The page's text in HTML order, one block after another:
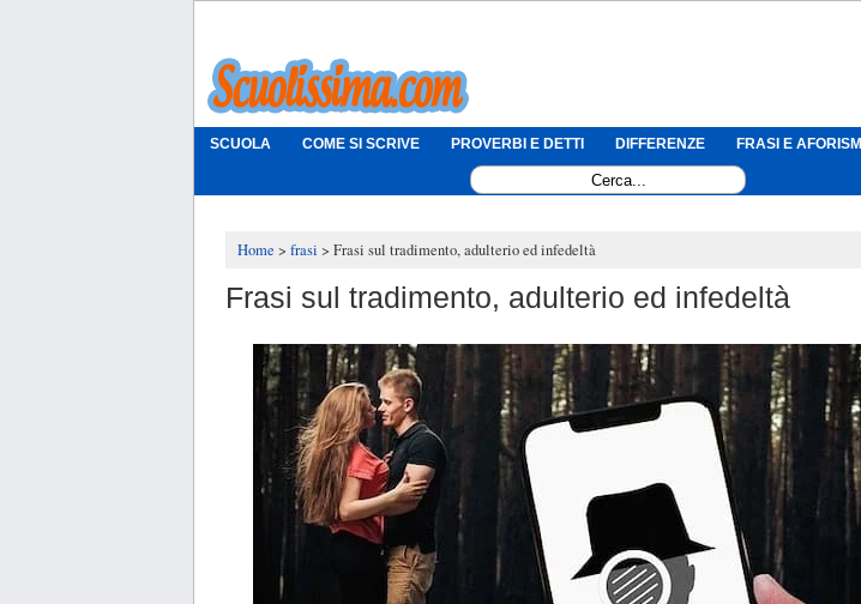
SCUOLA COME SI SCRIVE PROVERBI E DETTI DIFFERENZE FRASI E AFORISMI
Home frasi Frasi sul tradimento, adulterio ed infedeltà
Frasi sul tradimento, adulterio ed infedeltà